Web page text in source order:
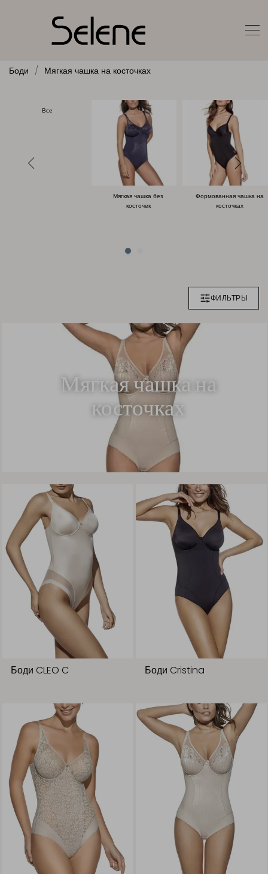
Боди Мягкая чашка на косточках
Все
Мягкая чашка без
косточек
Формованная чашка на
косточках
ФИЛЬТРЫ
Мягкая чашка на
косточках
Боди CLEO C Боди Cristina